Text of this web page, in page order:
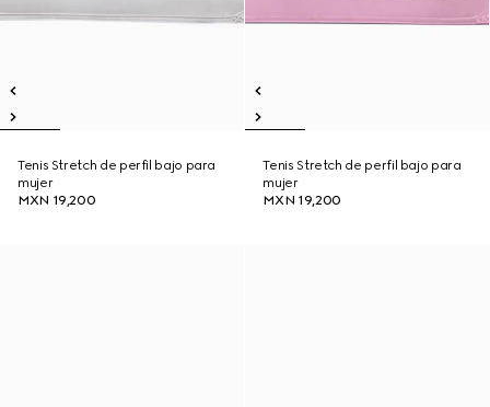
Tenis Stretch de perfil bajo para
mujer
MXN 19,200
Tenis Stretch de perfil bajo para
mujer
MXN 19,200